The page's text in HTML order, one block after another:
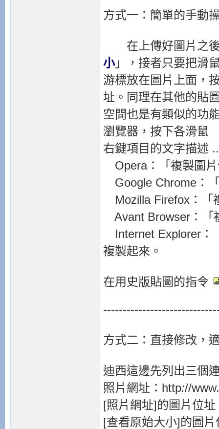
方式一：簡單的手動
在上傳好圖片之
小」，接者只要把滑
游標放在圖片上面，
址。同理在其他的貼
空間也是有類似的功
瀏覽器，按下各滑鼠
右鍵項目的文字描述
Opera：「複製圖
Google Chrome：
Mozilla Firefox：「
Avant Browser：「
Internet Explorer：
複製起來。
在用史版貼圖的指令
方式二：直接修改，
迪西這邊先列出三個
照片網址：http://
[照片網址]的圖片位址
[查看原始大小]的圖